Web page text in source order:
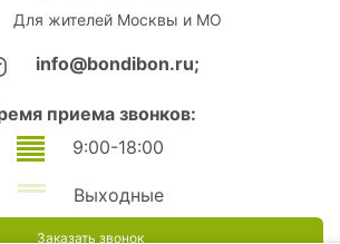
Для жителей Москвы и МО
info@bondibon.ru;
приема звонков:
9:00-18:00
Выходные
Заказать звонок